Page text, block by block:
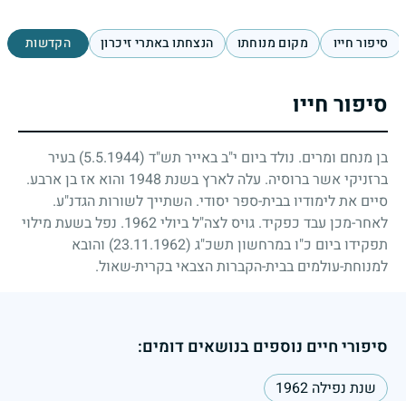
סיפור חייו מקום מנוחתו הנצחתו באתרי זיכרון הקדשות
סיפור חייו
בן מנחם ומרים. נולד ביום י"ב באייר תש"ד (5.5.1944)
בעיר
ברזניקי אשר ברוסיה. עלה לארץ בשנת 1948 והוא אז בן ארבע.
סיים את לימודיו בבית-ספר יסודי. השתייך לשורות הגדנ"ע.
לאחר-מכן עבד כפקיד. גויס לצה"ל ביולי1962. נפל בשעת מילוי
תפקידו ביום כ"ו במרחשון תשכ"ג (23.11.1962)
והובא
למנוחת-עולמים בבית-הקברות הצבאי בקרית-שאול.
סיפורי חיים נוספים בנושאים דומים:
שנת נפילה 1962